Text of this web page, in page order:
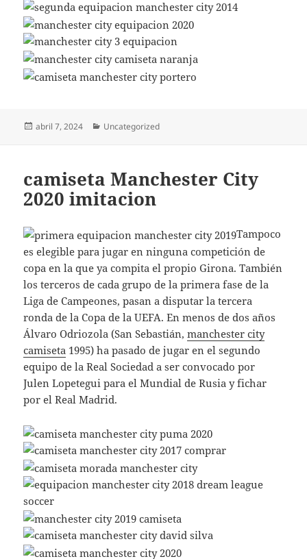
Publicado
abril 7, 2024 Categorías
Uncategorized
camiseta Manchester City
2020 imitacion
Tampoco
es elegible para jugar en ninguna competición de
copa en la que ya compita el propio Girona. También
los terceros de cada grupo de la primera fase de la
Liga de Campeones, pasan a disputar la tercera
ronda de la Copa de la UEFA. En menos de dos años
Álvaro Odriozola (San Sebastián,manchester city
camiseta 1995) ha pasado de jugar en el segundo
equipo de la Real Sociedad a ser convocado por
Julen Lopetegui para el Mundial de Rusia y fichar
por el Real Madrid.